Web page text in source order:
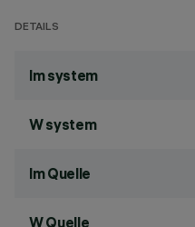
DETAILS
lm system
W system
lm Quelle
W Quelle